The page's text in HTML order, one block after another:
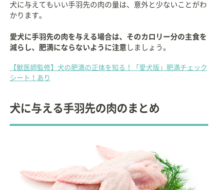
犬に与えてもいい手羽先の肉の量は、意外と少ないことがわ
かります。
愛犬に手羽先の肉を与える場合は、そのカロリー分の主食を
減らし、肥満にならないように注意 しましょう。
【獣医師監修】犬の肥満の正体を知る！「愛犬版」肥満チェック
シート！あり
犬に与える手羽先の肉のまとめ